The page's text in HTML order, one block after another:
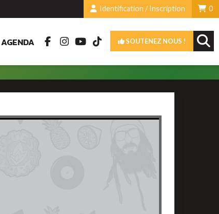
0
Identification / Inscription
AGENDA SOUTENEZ NOUS !